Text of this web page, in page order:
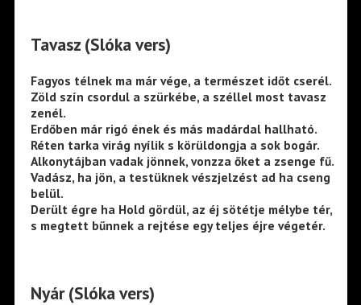
Tavasz (Slóka vers)
Fagyos télnek ma már vége, a természet időt cserél.
Zöld szín csordul a szürkébe, a széllel most tavasz
zenél.
Erdőben már rigó ének és más madárdal hallható.
Réten tarka virág nyílik s körüldongja a sok bogár.
Alkonytájban vadak jönnek, vonzza őket a zsenge fű.
Vadász, ha jön, a testüknek vészjelzést ad ha cseng
belül.
Derült égre ha Hold gördül, az éj sötétje mélybe tér,
s megtett bűnnek a rejtése egy teljes éjre végetér.
Nyár (Slóka vers)